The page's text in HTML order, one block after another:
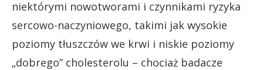
niektórymi nowotworami i czynnikami ryzyka
sercowo-naczyniowego, takimi jak wysokie
poziomy tłuszczów we krwi i niskie poziomy
„dobrego” cholesterolu – chociaż badacze